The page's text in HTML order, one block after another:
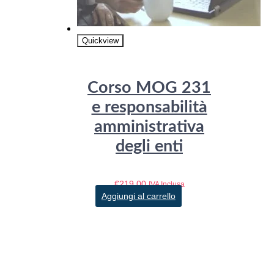
Quickview
Corso MOG 231
e responsabilità
amministrativa
degli enti
€219,00 IVA Inclusa
Aggiungi al carrello